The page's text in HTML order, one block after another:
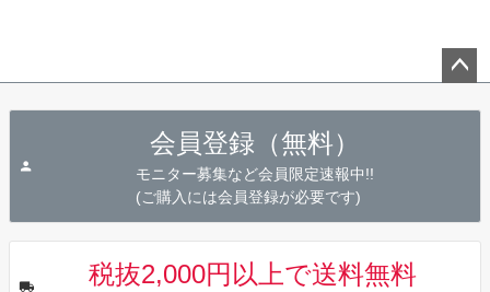
会員登録（無料）
モニター募集など会員限定速報中!!
(ご購入には会員登録が必要です)
税抜2,000円以上で送料無料